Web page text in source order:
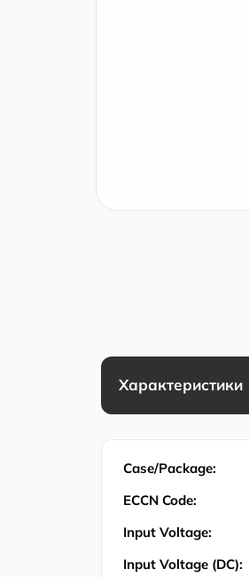
Характеристики
Case/Package:
ECCN Code:
Input Voltage:
Input Voltage (DC):